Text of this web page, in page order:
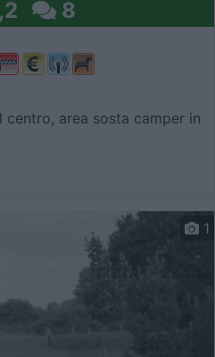
8
area sosta camper in
1